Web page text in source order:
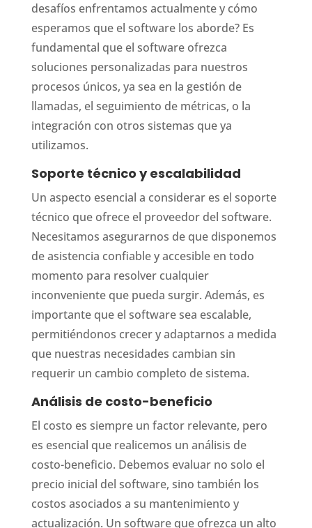
desafíos enfrentamos actualmente y cómo
esperamos que el software los aborde? Es
fundamental que el software ofrezca
soluciones personalizadas para nuestros
procesos únicos, ya sea en la gestión de
llamadas, el seguimiento de métricas, o la
integración con otros sistemas que ya
utilizamos.
Soporte técnico y escalabilidad
Un aspecto esencial a considerar es el soporte
técnico que ofrece el proveedor del software.
Necesitamos asegurarnos de que disponemos
de asistencia confiable y accesible en todo
momento para resolver cualquier
inconveniente que pueda surgir. Además, es
importante que el software sea escalable,
permitiéndonos crecer y adaptarnos a medida
que nuestras necesidades cambian sin
requerir un cambio completo de sistema.
Análisis de costo-beneficio
El costo es siempre un factor relevante, pero
es esencial que realicemos un análisis de
costo-beneficio. Debemos evaluar no solo el
precio inicial del software, sino también los
costos asociados a su mantenimiento y
actualización. Un software que ofrezca un alto